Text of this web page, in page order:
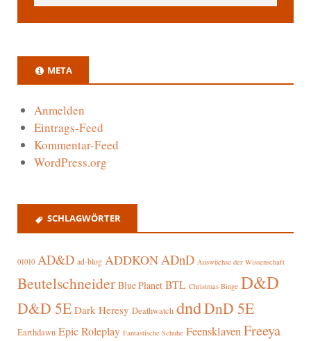
META
Anmelden
Eintrags-Feed
Kommentar-Feed
WordPress.org
SCHLAGWÖRTER
01010 AD&D ad-blog ADDKON ADnD Auswüchse der Wissenschaft
Beutelschneider Blue Planet BTL Christmas Binge D&D
D&D 5E Dark Heresy Deathwatch dndDnD 5E
Earthdawn Epic Roleplay Fantastische Schuhe FeensklavenFreeya